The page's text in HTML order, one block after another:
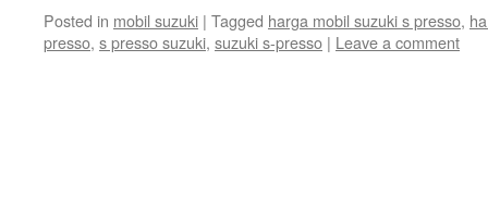
Posted in mobil suzuki | Tagged harga mobil suzuki s presso,
presso, s presso suzuki, suzuki s-presso | Leave a comment